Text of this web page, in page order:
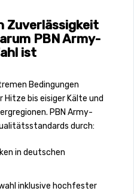
Zuverlässigkeit
PBN Army-
ist
Bedingungen
bis eisiger Kälte und
PBN Army-
durch:
in deutschen
inklusive hochfester